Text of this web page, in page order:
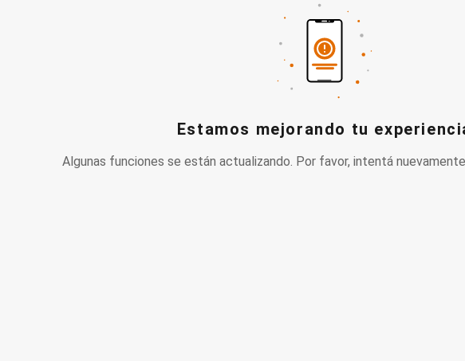
Estamos mejorando tu
Algunas funciones se están actualizando. Por favor, intentá